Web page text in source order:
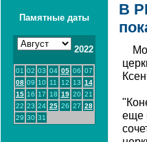
Памятные даты
2022
01 02 03 04 05 06 07
08 09 10 11 12 13 14
15 16 17 18 19 20 21
22 23 24 25 26 27 28
29 30 31
В
еще